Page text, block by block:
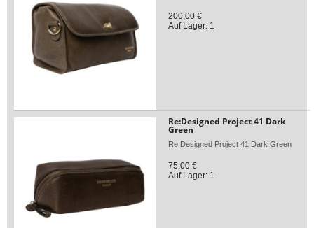
200,00 €
Auf Lager: 1
Re:Designed Project 41 Dark
Green
Re:Designed Project 41 Dark Green
75,00 €
Auf Lager: 1